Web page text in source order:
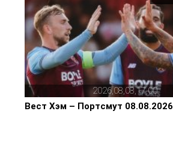
2026,08,08,17,00
Вест Хэм – Портсмут 08.08.2026